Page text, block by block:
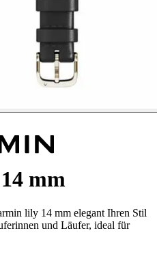
mm
lily 14 mm elegant Ihren Stil
und Läufer, ideal für